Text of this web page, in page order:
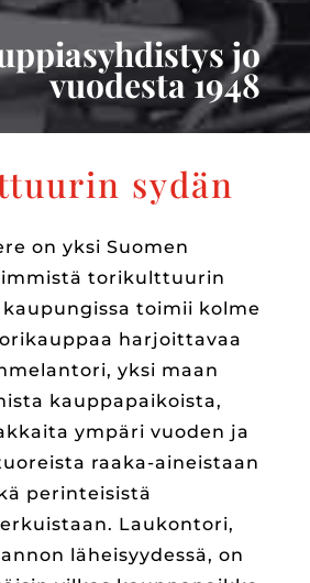
jo
vuodesta 1948
sydän
on yksi Suomen
torikulttuurin
toimii kolme
harjoittavaa
yksi maan
kauppapaikoista,
ympäri vuoden ja
raaka-aineistaan
perinteisistä
Laukontori,
läheisyydessä, on